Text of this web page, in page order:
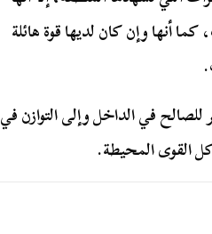
وإن كان لديها قوة هائلة
في الداخل وإلى التوازن في
كل القوى المحيطة.